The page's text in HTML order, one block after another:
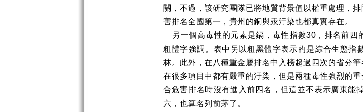
關，不過，該研究團隊已將地質背景值以權重處理，
害排名全國第一，貴州的銅與汞汙染也都真實存在。
另一個高毒性的元素是鎘，毒性指數30 ，排名前
粗體字強調。表中另以粗黑體字表示的是綜合生態
林。此外，在八種重金屬排名中入榜超過四次的省分
在很多項目中都有嚴重的汙染，但是兩種毒性強烈的
合危害排名時沒有進入前四名，但這並不表示廣東能
六，也算名列前茅了。